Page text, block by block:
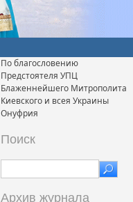
По благословению
Предстоятеля УПЦ
Блаженнейшего Митрополита
Киевского и всея Украины
Онуфрия
Поиск
Архив журнала